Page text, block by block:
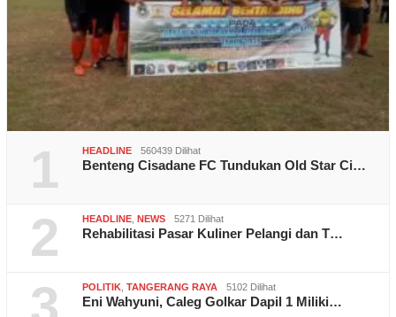
1 HEADLINE 560439 Dilihat
Benteng Cisadane FC Tundukan Old Star Ci…
2 HEADLINE NEWS 5271 Dilihat
Rehabilitasi Pasar Kuliner Pelangi dan T…
POLITIK TANGERANG RAYA 5102 Dilihat
Eni Wahyuni, Caleg Golkar Dapil 1 Miliki…